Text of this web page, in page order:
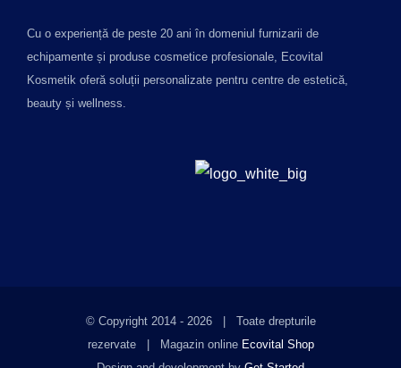
Cu o experiență de peste 20 ani în domeniul furnizarii de
echipamente și produse cosmetice profesionale, Ecovital
Kosmetik oferă soluții personalizate pentru centre de estetică,
beauty și wellness.
© Copyright 2014 - 2026 | Toate drepturile
rezervate | Magazin online Ecovital Shop